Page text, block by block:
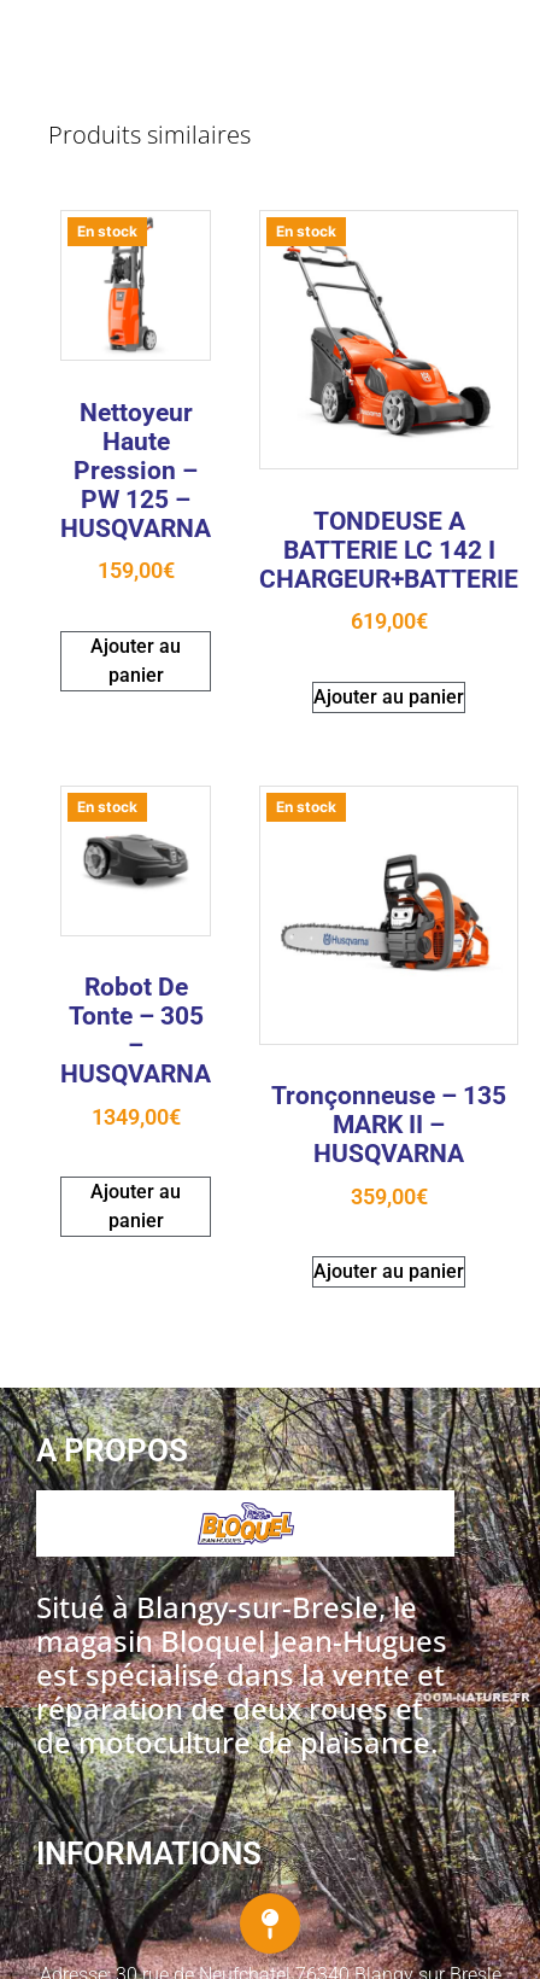
Produits similaires
En stock
Nettoyeur
Haute
Pression –
PW 125 –
HUSQVARNA
159,00€
Ajouter au
panier
En stock
TONDEUSE A
BATTERIE LC 142 I
CHARGEUR+BATTERIE
619,00€
Ajouter au panier
En stock
Robot De
Tonte – 305
–
HUSQVARNA
1349,00€
Ajouter au
panier
En stock
Tronçonneuse – 135
MARK II –
HUSQVARNA
359,00€
Ajouter au panier
A PROPOS
Situé à Blangy-sur-Bresle, le
magasin Bloquel Jean-Hugues
est spécialisé dans la vente et
réparation de deux roues et
de motoculture de plaisance.
INFORMATIONS